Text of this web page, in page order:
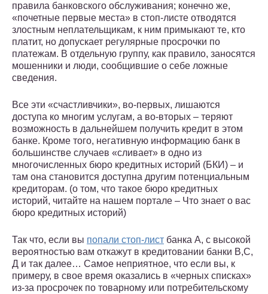
правила банковского обслуживания; конечно же,
«почетные первые места» в стоп-листе отводятся
злостным неплательщикам, к ним примыкают те, кто
платит, но допускает регулярные просрочки по
платежам. В отдельную группу, как правило, заносятся
мошенники и люди, сообщившие о себе ложные
сведения.
Все эти «счастливчики», во-первых, лишаются
доступа ко многим услугам, а во-вторых – теряют
возможность в дальнейшем получить кредит в этом
банке. Кроме того, негативную информацию банк в
большинстве случаев «сливает» в одно из
многочисленных бюро кредитных историй (БКИ) – и
там она становится доступна другим потенциальным
кредиторам. (о том, что такое бюро кредитных
историй, читайте на нашем портале – Что знает о вас
бюро кредитных историй)
Так что, если вы попали стоп-лист банка А, с высокой
вероятностью вам откажут в кредитовании банки В,С,
Д и так далее… Самое неприятное, что если вы, к
примеру, в свое время оказались в «черных списках»
из-за просрочек по товарному или потребительскому